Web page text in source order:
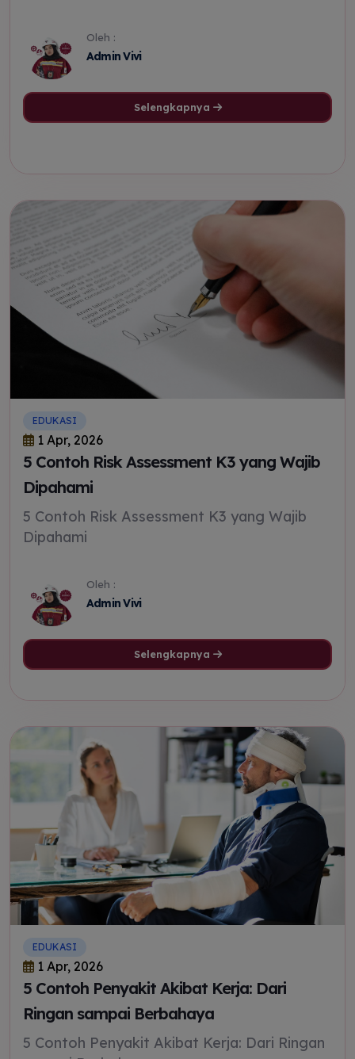
Oleh :
Admin Vivi
Selengkapnya
EDUKASI
1 Apr, 2026
5 Contoh Risk Assessment K3 yang Wajib
Dipahami
5 Contoh Risk Assessment K3 yang Wajib
Dipahami
Oleh :
Admin Vivi
Selengkapnya
EDUKASI
1 Apr, 2026
5 Contoh Penyakit Akibat Kerja: Dari
Ringan sampai Berbahaya
5 Contoh Penyakit Akibat Kerja: Dari Ringan